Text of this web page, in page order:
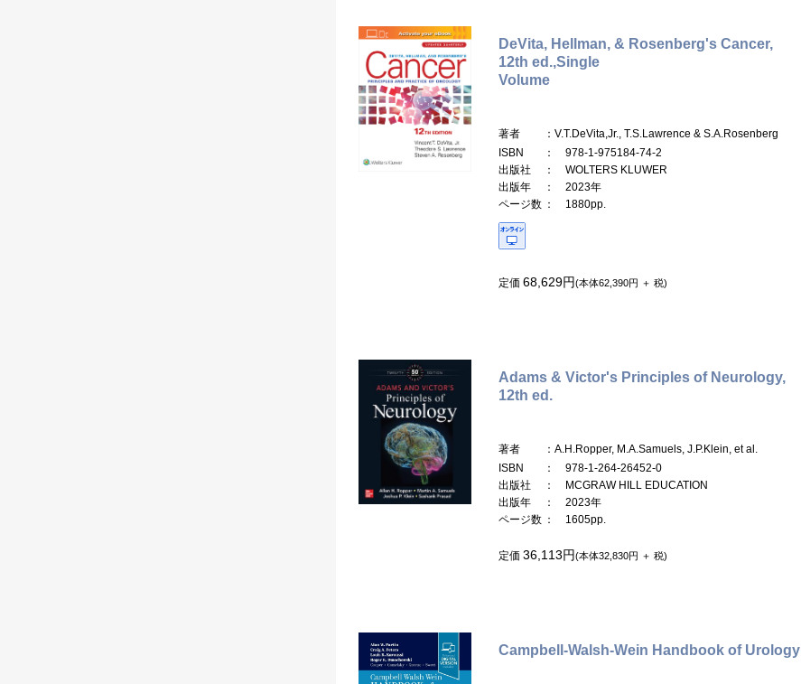
DeVita, Hellman, & Rosenberg's Cancer,
12th ed.,Single
Volume
著者
：V.T.DeVita,Jr., T.S.Lawrence & S.A.Rosenberg
ISBN
： 978-1-975184-74-2
出版社
： WOLTERS KLUWER
出版年
： 2023年
ページ数 ： 1880pp.
定価 68,629円(本体62,390円 ＋ 税)
Adams & Victor's Principles of Neurology,
12th ed.
著者
：A.H.Ropper, M.A.Samuels, J.P.Klein, et al.
ISBN
： 978-1-264-26452-0
出版社
： MCGRAW HILL EDUCATION
出版年
： 2023年
ページ数 ： 1605pp.
定価 36,113円(本体32,830円 ＋ 税)
Campbell-Walsh-Wein Handbook of Urology